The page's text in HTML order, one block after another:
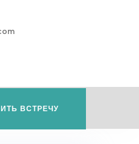
ВСТРЕЧУ